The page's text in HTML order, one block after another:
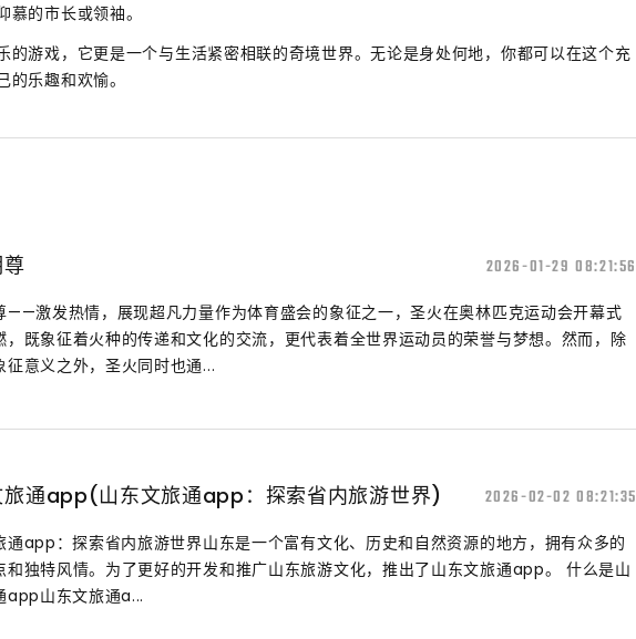
的市长或领袖。
的游戏，它更是一个与生活紧密相联的奇境世界。无论是身处何地，你都可以在这个充
乐趣和欢愉。
2026-01-29 08:21:56
——激发热情，展现超凡力量作为体育盛会的象征之一，圣火在奥林匹克运动会开幕式
，既象征着火种的传递和文化的交流，更代表着全世界运动员的荣誉与梦想。然而，除
征意义之外，圣火同时也通...
旅通app(山东文旅通app：探索省内旅游世界) 2026-02-02 08:21:35
通app：探索省内旅游世界山东是一个富有文化、历史和自然资源的地方，拥有众多的
和独特风情。为了更好的开发和推广山东旅游文化，推出了山东文旅通app。 什么是山
app山东文旅通a...